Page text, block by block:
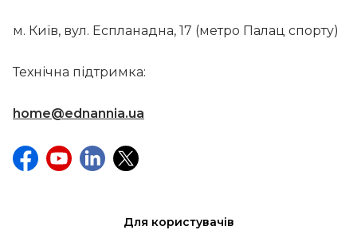
м. Київ, вул. Еспланадна, 17 (метро Палац спорту)
Технічна підтримка:
home@ednannia.ua
Для користувачів